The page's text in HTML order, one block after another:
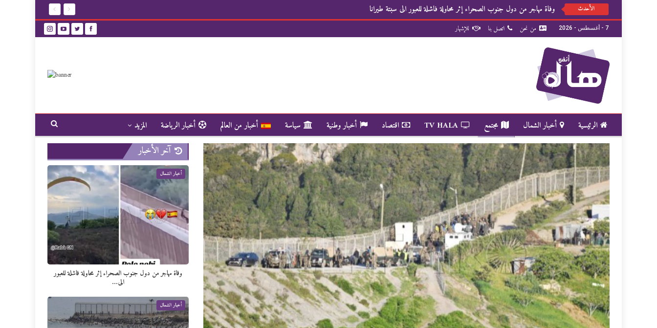
الأحدث وفاة مهاجر من دول جنوب الصحراء إثر محاولة فاشلة للعبور الى سبتة طيرانا
7 - أغسطس - 2026 من نحن اتصل بنا للإشهار
الرئيسية أخبار الشمال مجتمع TV HALA اقتصاد أخبار وطنية سياسة أخبار من العالم أخبار الرياضة المزيد
آخر الأخبار
أخبار الشمال
وفاة مهاجر من دول جنوب الصحراء إثر محاولة فاشلة للعبور
الى…
أخبار الشمال